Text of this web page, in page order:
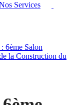
Services
6ème Salon
la Construction du